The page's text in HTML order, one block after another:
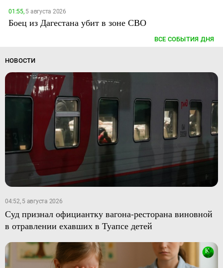
01:55,5 августа 2026
Боец из Дагестана убит в зоне СВО
ВСЕ СОБЫТИЯ ДНЯ
НОВОСТИ
04:52, 5 августа 2026
Суд признал официантку вагона-ресторана виновной
в отравлении ехавших в Туапсе детей